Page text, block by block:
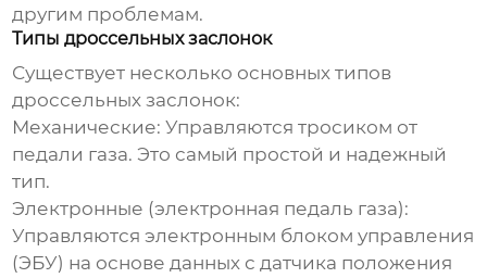
другим проблемам.
Типы дроссельных заслонок
Существует несколько основных типов
дроссельных заслонок:
Механические: Управляются тросиком от
педали газа. Это самый простой и надежный
тип.
Электронные (электронная педаль газа):
Управляются электронным блоком управления
(ЭБУ) на основе данных с датчика положения